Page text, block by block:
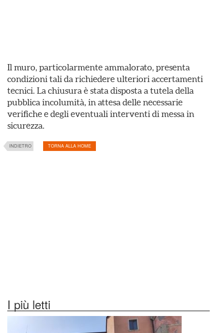
Il muro, particolarmente ammalorato, presenta
condizioni tali da richiedere ulteriori accertamenti
tecnici. La chiusura è stata disposta a tutela della
pubblica incolumità, in attesa delle necessarie
verifiche e degli eventuali interventi di messa in
sicurezza.
INDIETRO TORNA ALLA HOME
I più letti